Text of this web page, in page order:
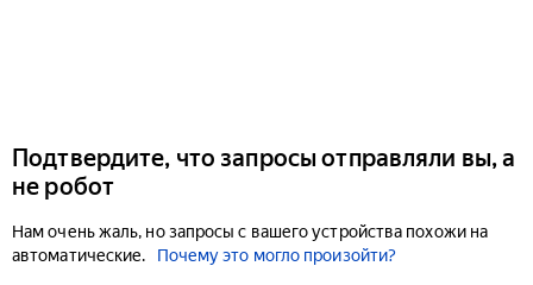
Подтвердите, что запросы отправляли вы, а
не робот
Нам очень жаль, но запросы с вашего устройства похожи на
автоматические.
Почему это могло произойти?